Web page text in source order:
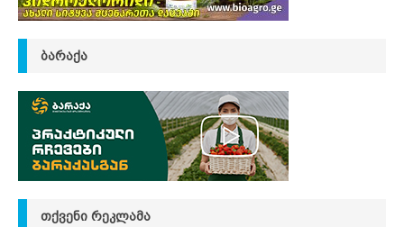
ᲑᲐᲠᲐᲥᲐ
ᲗᲥᲕᲔᲜᲘ ᲠᲔᲙᲚᲐᲛᲐ